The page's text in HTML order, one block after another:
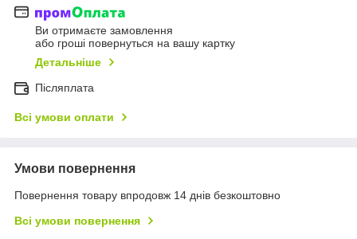
Ви отримаєте замовлення
або гроші повернуться на вашу картку
Детальніше
Післяплата
Всі умови оплати
Умови повернення
Повернення товару впродовж 14 днів безкоштовно
Всі умови повернення